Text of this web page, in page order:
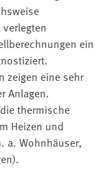
ein
zeigen eine sehr
Anlagen.
thermische
Heizen und
a. Wohnhäuser,